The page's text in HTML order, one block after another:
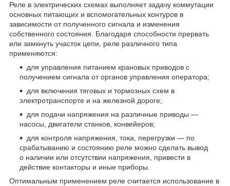
Реле в электрических схемах выполняет задачу коммутации
основных питающих и вспомогательных контуров в
зависимости от полученного сигнала и изменения
собственного состояния. Благодаря способности прервать
или замкнуть участок цепи, реле различного типа
применяются:
для управления питанием крановых приводов с
получением сигнала от органов управления оператора;
для включения тяговых и тормозных схем в
электротранспорте и на железной дороге;
для подачи напряжения на различные приводы —
насосы, двигатели станков, конвейеров;
для контроля напряжения, тока, перегрузки — по
срабатыванию и состоянию реле можно сделать вывод
о наличии или отсутствии напряжения, привести в
действие контакторы и иные приборы.
Оптимальным применением реле считается использование в